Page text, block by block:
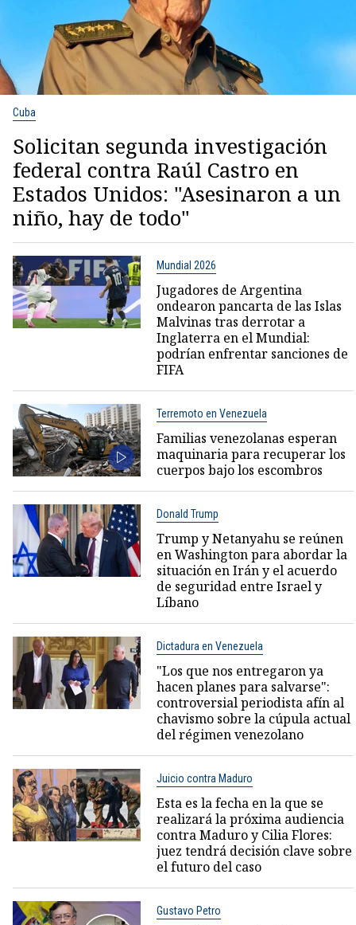
Cuba
Solicitan segunda investigación
federal contra Raúl Castro en
Estados Unidos: "Asesinaron a un
niño, hay de todo"
Mundial 2026
Jugadores de Argentina
ondearon pancarta de las Islas
Malvinas tras derrotar a
Inglaterra en el Mundial:
podrían enfrentar sanciones de
FIFA
Terremoto en Venezuela
Familias venezolanas esperan
maquinaria para recuperar los
cuerpos bajo los escombros
Donald Trump
Trump y Netanyahu se reúnen
en Washington para abordar la
situación en Irán y el acuerdo
de seguridad entre Israel y
Líbano
Dictadura en Venezuela
"Los que nos entregaron ya
hacen planes para salvarse":
controversial periodista afín al
chavismo sobre la cúpula actual
del régimen venezolano
Juicio contra Maduro
Esta es la fecha en la que se
realizará la próxima audiencia
contra Maduro y Cilia Flores:
juez tendrá decisión clave sobre
el futuro del caso
Gustavo Petro